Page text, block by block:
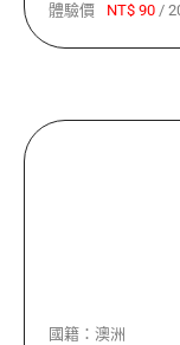
體驗價 NT$ 90 /
國籍： 澳洲